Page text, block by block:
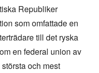
Republiker
som omfattade en
till det ryska
en federal union av
och mest